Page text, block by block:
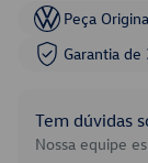
Peça
Garantia
Tem dúvidas
Nossa equipe